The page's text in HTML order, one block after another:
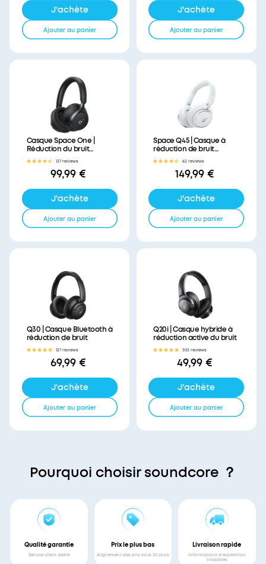
J'achète
Ajouter au panier
J'achète
Ajouter au panier
Casque Space One |
Réduction du bruit
avancée
137 reviews
99,99 €
J'achète
Ajouter au panier
Space Q45 | Casque à
réduction de bruit
longue durée62 reviews
149,99 €
J'achète
Ajouter au panier
Q30 | Casque Bluetooth à
réduction de bruit
127 reviews
69,99 €
J'achète
Ajouter au panier
Q20i | Casque hybride à
réduction active du bruit
303 reviews
49,99 €
J'achète
Ajouter au panier
Pourquoi choisir soundcore ？
Qualité garantie
Service client dédié
Prix le plus bas
Alignement des prix sous 30 jours
Livraison rapide
Informations d'expédition
traçables